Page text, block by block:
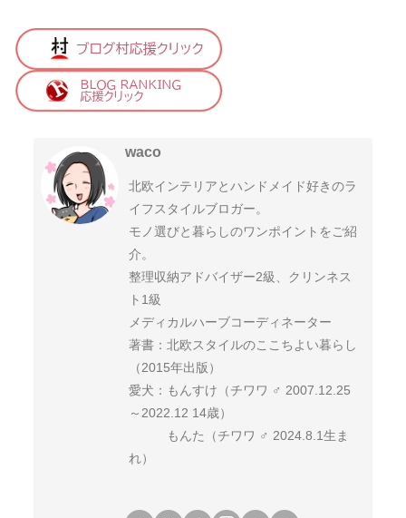
waco
北欧インテリアとハンドメイド好きのラ
イフスタイルブロガー。
モノ選びと暮らしのワンポイントをご紹
介。
整理収納アドバイザー2級、クリンネス
ト1級
メディカルハーブコーディネーター
著書：北欧スタイルのここちよい暮らし
（2015年出版）
愛犬：もんすけ（チワワ ♂ 2007.12.25
～2022.12 14歳）
もんた（チワワ ♂ 2024.8.1生ま
れ）